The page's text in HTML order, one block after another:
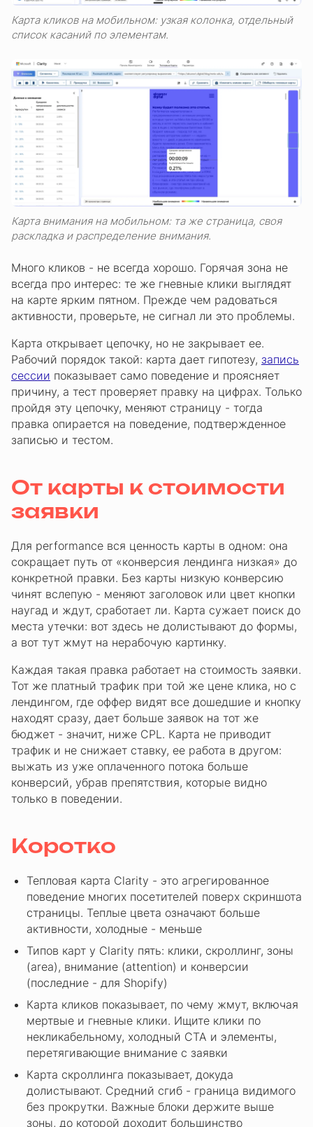
Карта кликов на мобильном: узкая колонка, отдельный
список касаний по элементам.
Карта внимания на мобильном: та же страница, своя
раскладка и распределение внимания.
Много кликов - не всегда хорошо. Горячая зона не
всегда про интерес: те же гневные клики выглядят
на карте ярким пятном. Прежде чем радоваться
активности, проверьте, не сигнал ли это проблемы.
Карта открывает цепочку, но не закрывает ее.
Рабочий порядок такой: карта дает гипотезу, запись
сессии показывает само поведение и проясняет
причину, а тест проверяет правку на цифрах. Только
пройдя эту цепочку, меняют страницу - тогда
правка опирается на поведение, подтвержденное
записью и тестом.
От карты к стоимости
заявки
Для performance вся ценность карты в одном: она
сокращает путь от «конверсия лендинга низкая» до
конкретной правки. Без карты низкую конверсию
чинят вслепую - меняют заголовок или цвет кнопки
наугад и ждут, сработает ли. Карта сужает поиск до
места утечки: вот здесь не долистывают до формы,
а вот тут жмут на нерабочую картинку.
Каждая такая правка работает на стоимость заявки.
Тот же платный трафик при той же цене клика, но с
лендингом, где оффер видят все дошедшие и кнопку
находят сразу, дает больше заявок на тот же
бюджет - значит, ниже CPL. Карта не приводит
трафик и не снижает ставку, ее работа в другом:
выжать из уже оплаченного потока больше
конверсий, убрав препятствия, которые видно
только в поведении.
Коротко
Тепловая карта Clarity - это агрегированное
поведение многих посетителей поверх скриншота
страницы. Теплые цвета означают больше
активности, холодные - меньше
Типов карт у Clarity пять: клики, скроллинг, зоны
(area), внимание (attention) и конверсии
(последние - для Shopify)
Карта кликов показывает, по чему жмут, включая
мертвые и гневные клики. Ищите клики по
некликабельному, холодный CTA и элементы,
перетягивающие внимание с заявки
Карта скроллинга показывает, докуда
долистывают. Средний сгиб - граница видимого
без прокрутки. Важные блоки держите выше
зоны, до которой доходит большинство